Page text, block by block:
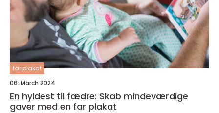
far plakat
06. March 2024
En hyldest til fædre: Skab mindeværdige
gaver med en far plakat